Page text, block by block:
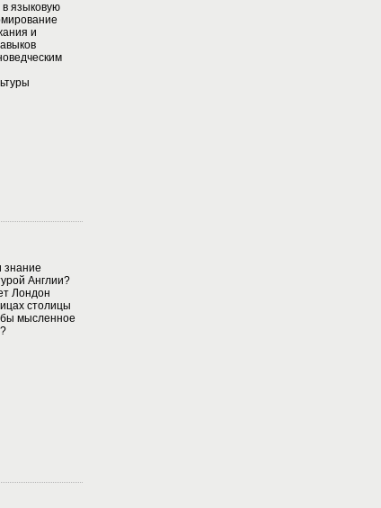
языковую
и
знание
Англии?
Лондон
столицы
мысленное